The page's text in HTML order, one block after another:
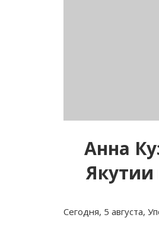
Анна
Якутии
Сегодня, 5 августа,